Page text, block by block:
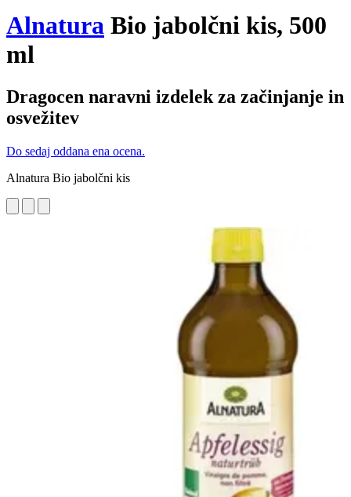
Alnatura Bio jabolčni kis, 500
ml
Dragocen naravni izdelek za začinjanje in
osvežitev
Do sedaj oddana ena ocena.
Alnatura Bio jabolčni kis